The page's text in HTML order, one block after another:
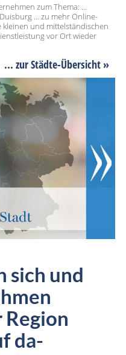
zum Thema: ...
... zu mehr Online-
und mittelständischen
vor Ort wieder
... zur Städte-Übersicht »
sich und
Region
da-